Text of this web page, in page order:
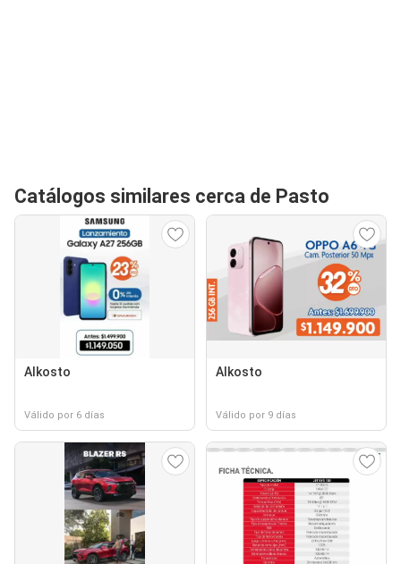
Catálogos similares cerca de Pasto
Alkosto
Válido por 6 días
Alkosto
Válido por 9 días